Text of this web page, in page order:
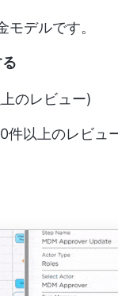
デルです。
のレビュー)
以上のレビュ